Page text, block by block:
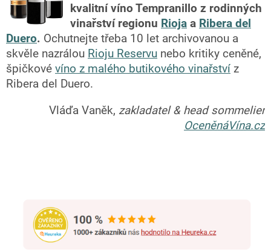
kvalitní víno Tempranillo z rodinných
vinařství regionu Rioja a Ribera del
Duero. Ochutnejte třeba 10 let archivovanou a
skvěle nazrálou Rioju Reservu nebo kritiky ceněné,
špičkové víno z malého butikového vinařství z
Ribera del Duero.
Vláďa Vaněk, zakladatel & head sommelier
OceněnáVína.cz